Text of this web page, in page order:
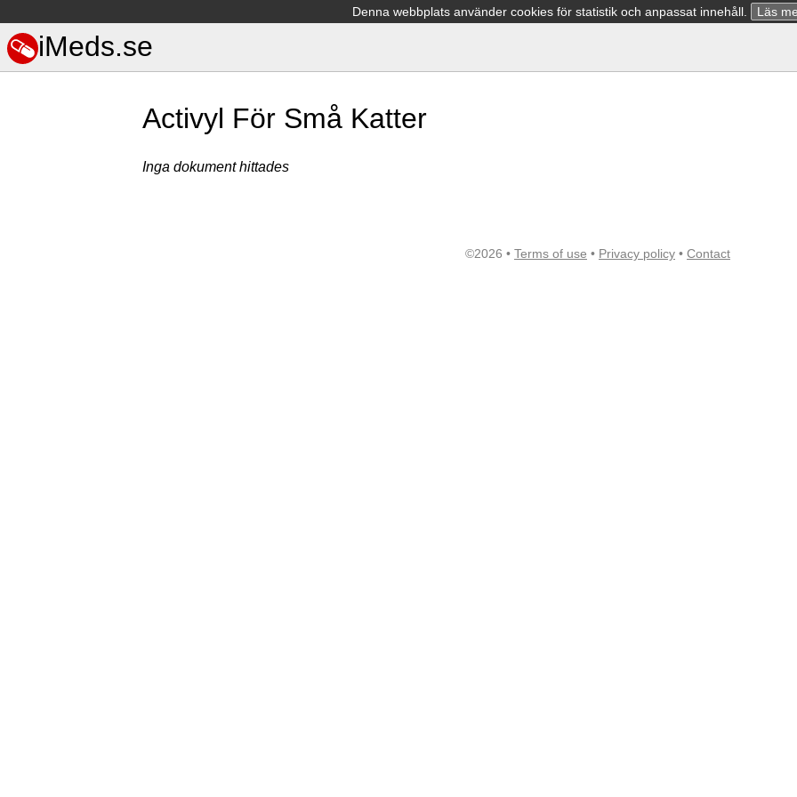
Denna webbplats använder cookies för statistik och anpassat innehåll. Läs
iMeds.se
Activyl För Små Katter
Inga dokument hittades
©2026 • Terms of use • Privacy policy • Contact